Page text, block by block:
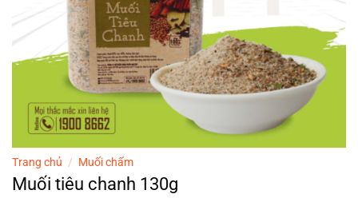
Trang chủ / Muối chấm
Muối tiêu chanh 130g